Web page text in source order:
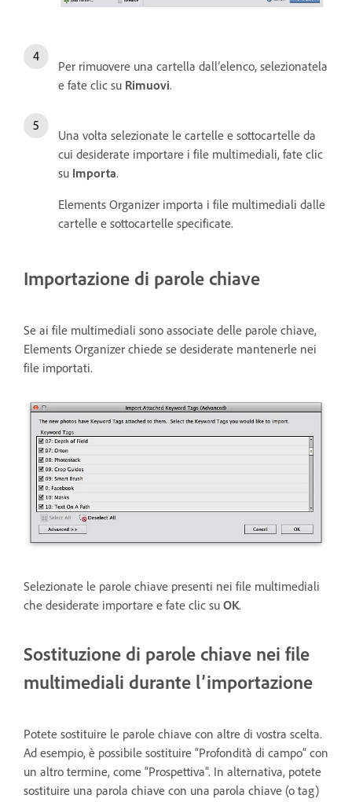
Per rimuovere una cartella dall’elenco, selezionatela
e fate clic su Rimuovi.
Una volta selezionate le cartelle e sottocartelle da
cui desiderate importare i file multimediali, fate clic
su Importa.
Elements Organizer importa i file multimediali dalle
cartelle e sottocartelle specificate.
Importazione di parole chiave
Se ai file multimediali sono associate delle parole chiave,
Elements Organizer chiede se desiderate mantenerle nei
file importati.
Selezionate le parole chiave presenti nei file multimediali
che desiderate importare e fate clic su OK.
Sostituzione di parole chiave nei file
multimediali durante l’importazione
Potete sostituire le parole chiave con altre di vostra scelta.
Ad esempio, è possibile sostituire “Profondità di campo” con
un altro termine, come “Prospettiva”. In alternativa, potete
sostituire una parola chiave con una parola chiave (o tag)